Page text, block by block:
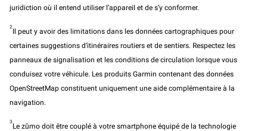
juridiction où il entend utiliser l’appareil et de s’y conformer.
2
Il peut y avoir des limitations dans les données cartographiques pour
certaines suggestions d’itinéraires routiers et de sentiers. Respectez les
panneaux de signalisation et les conditions de circulation lorsque vous
conduisez votre véhicule. Les produits Garmin contenant des données
OpenStreetMap constituent uniquement une aide complémentaire à la
navigation.
3
Le zūmo doit être couplé à votre smartphone équipé de la technologie